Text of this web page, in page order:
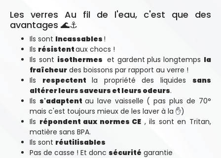
Les verres Au fil de l'eau, c'est que des
avantages 🌊⚓
Ils sont Incassables !
Ils résistentaux chocs !
Ils sont isothermes et gardent plus longtemps la
fraîcheur des boissons par rapport au verre !
Ils respectent la propriété des liquidessans
altérer leurs saveurs et leurs odeurs.
Ils s'adaptent au lave vaisselle ( pas plus de 70°
mais c'est toujours mieux de les laver à la ✋)
Ils répondent aux normes CE , ils sont en Tritan,
matière sans BPA.
Ils sont réutilisables
Pas de casse ! Et donc sécurité garantie